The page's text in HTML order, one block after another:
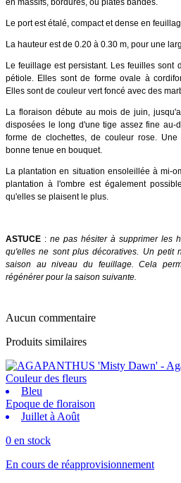
Le port est étalé, compact et dense en
La hauteur est de 0.20 à 0.30 m, pour une
Le feuillage est persistant. Les feuilles sont
pétiole. Elles sont de forme ovale à
Elles sont de couleur vert foncé avec des
La floraison débute au mois de juin,
disposées le long d'une tige assez fine au-
forme de clochettes, de couleur rose.
bonne tenue en bouquet.
La plantation en situation ensoleillée à mi-
plantation à l'ombre est également
qu'elles se plaisent le plus.
ASTUCE : ne pas hésiter à supprimer les
qu'elles ne sont plus décoratives. Un petit
saison au niveau du feuillage. Cela
régénérer pour la saison suivante.
Aucun commentaire
Produits similaires
Couleur des fleurs
Bleu
Epoque de floraison
Juillet à Août
0 en stock
En cours de réapprovisionnement